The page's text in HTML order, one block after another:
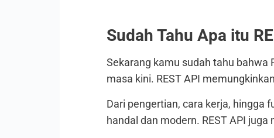
Sudah Tahu Apa itu
Sekarang kamu sudah tahu bahwa
masa kini. REST API
Dari pengertian, cara kerja, hingga
handal dan modern. REST API